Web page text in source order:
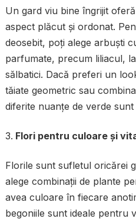
Un gard viu bine îngrijit
aspect plăcut și ordonat.
deosebit, poți alege arbuști
parfumate, precum liliacul,
sălbatici. Dacă preferi un
tăiate geometric sau
diferite nuanțe de verde
Flori pentru culoare și
Florile sunt sufletul oricărei
alege combinații de plante
avea culoare în fiecare
begoniile sunt ideale pentru